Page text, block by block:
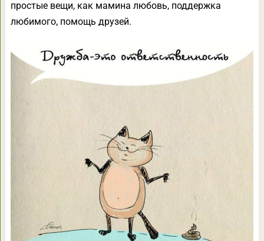
простые вещи, как мамина любовь, поддержка
любимого, помощь друзей.